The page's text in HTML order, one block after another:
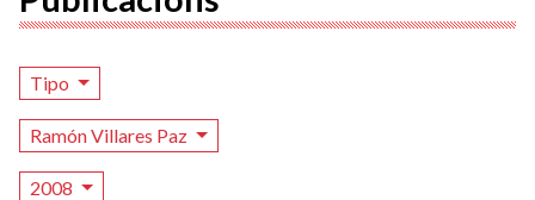
Tipo
Ramón Villares Paz
2008